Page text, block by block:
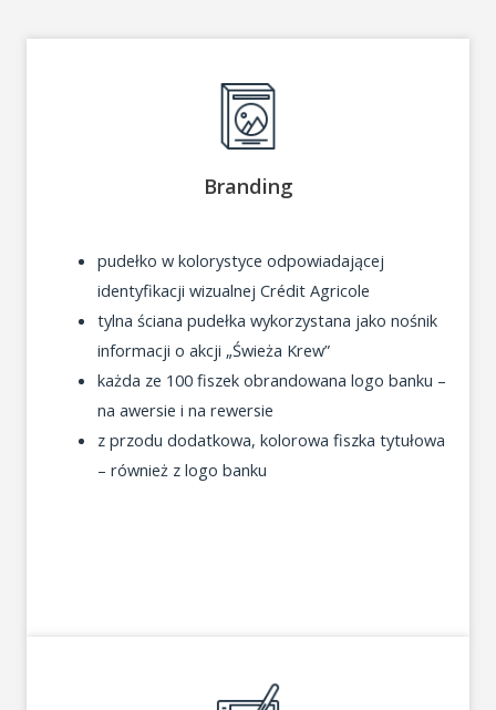
Branding
pudełko w kolorystyce odpowiadającej
identyfikacji wizualnej Crédit Agricole
tylna ściana pudełka wykorzystana jako nośnik
informacji o akcji „Świeża Krew”
każda ze 100 fiszek obrandowana logo banku –
na awersie i na rewersie
z przodu dodatkowa, kolorowa fiszka tytułowa
– również z logo banku